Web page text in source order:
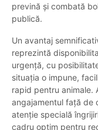
prevină și combată
publică.
Un avantaj
reprezintă
urgență, cu
situația o impune,
rapid pentru animale.
angajamentul față de
atenție specială
cadru optim pentru